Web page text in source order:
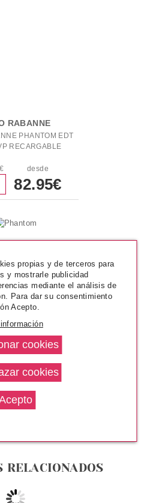
RABANNE
PHANTOM EDT
RECARGABLE
desde
82.95€
PHANTOM
EDT 200 ML
desde
RELACIONADOS
propias y de terceros para
y mostrarle publicidad
mediante el análisis de
Para dar su consentimiento
Acepto.